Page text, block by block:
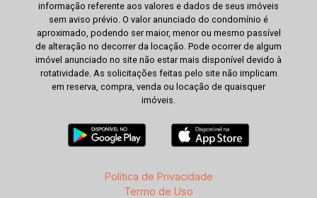
informação referente aos valores e dados de seus imóveis
sem aviso prévio. O valor anunciado do condomínio é
aproximado, podendo ser maior, menor ou mesmo passível
de alteração no decorrer da locação. Pode ocorrer de algum
imóvel anunciado no site não estar mais disponível devido à
rotatividade. As solicitações feitas pelo site não implicam
em reserva, compra, venda ou locação de quaisquer
imóveis.
Política de Privacidade
Termo de Uso